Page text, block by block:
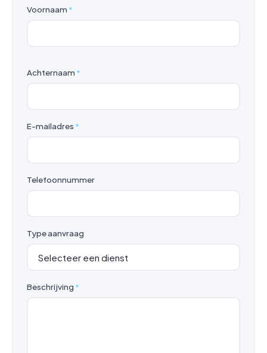
Voornaam *
Achternaam *
E-mailadres *
Telefoonnummer
Type aanvraag
Beschrijving *